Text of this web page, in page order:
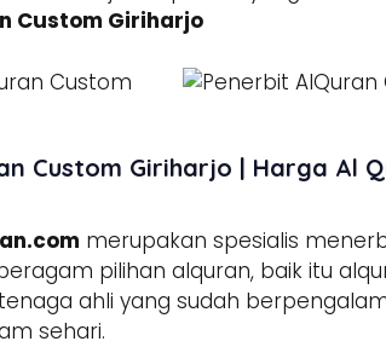
Custom Giriharjo
Custom Giriharjo | Harga Al
merupakan spesialis
pilihan alquran, baik itu
ahli yang sudah
sehari.